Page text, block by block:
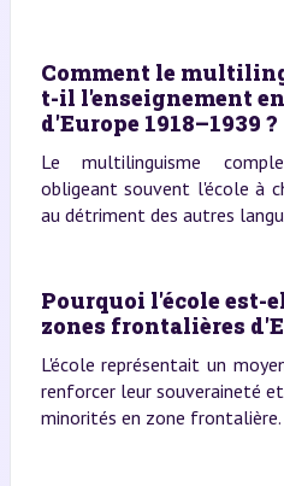
Comment le
t-il l'enseignement
d'Europe 1918–1939 ?
Le multilinguisme
obligeant souvent l'école à
au détriment des autres
Pourquoi l'école est-
zones frontalières
L'école représentait un
renforcer leur souveraineté
minorités en zone frontalière.